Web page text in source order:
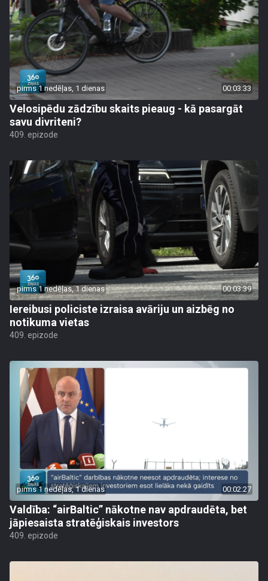
pirms 1 nedēļas, 1 dienas 00:03:33
Velosipēdu zādzību skaits pieaug - kā pasargāt
savu divriteni?
409. epizode
pirms 1 nedēļas, 1 dienas 00:03:39
Iereibusi policiste izraisa avāriju un aizbēg no
notikuma vietas
409. epizode
pirms 1 nedēļas, 1 dienas 00:02:27
Valdība: “airBaltic” nākotne nav apdraudēta, bet
jāpiesaista stratēģiskais investors
409. epizode